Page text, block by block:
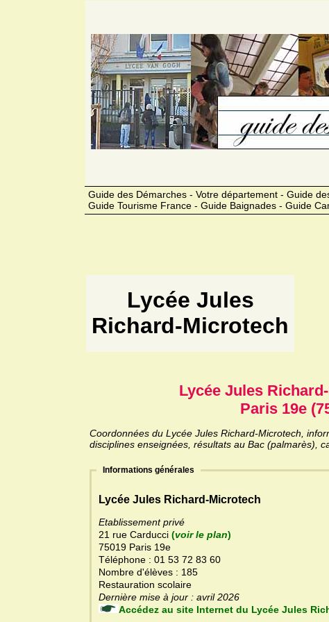
Guide des Démarches - Votre département - Guide
Guide Tourisme France - Guide Baignades - Guide
Lycée Jules
Richard-Microtech
Lycée Jules
Paris 19e
Coordonnées du Lycée Jules Richard-Microtech,
disciplines enseignées, résultats au Bac (palmarès),
Informations générales
Lycée Jules Richard-Microtech
Etablissement privé
21 rue Carducci (voir le plan)
75019 Paris 19e
Téléphone : 01 53 72 83 60
Nombre d'élèves : 185
Restauration scolaire
Dernière mise à jour : avril 2026
Accédez au site Internet du